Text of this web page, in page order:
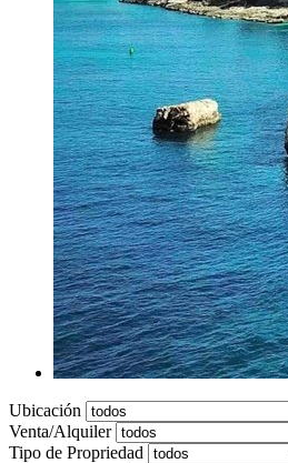
Ubicación
Venta/Alquiler
Tipo de Propriedad